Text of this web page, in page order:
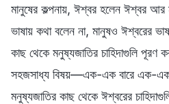
মানুষের কল্পনায়, ঈশ্বর হলেন ঈশ্বর
ভাষায় কথা বলেন না, মানুষও ঈশ্বরের
কাছ থেকে মনুষ্যজাতির চাহিদাগুলি পূরণ
সহজসাধ্য বিষয়—এক-এক বারে এক-
মনুষ্যজাতির কাছ থেকে ঈশ্বরের